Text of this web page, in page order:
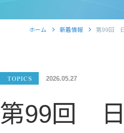
ホーム 新着情報 第99回
2026.05.27
第99回 日